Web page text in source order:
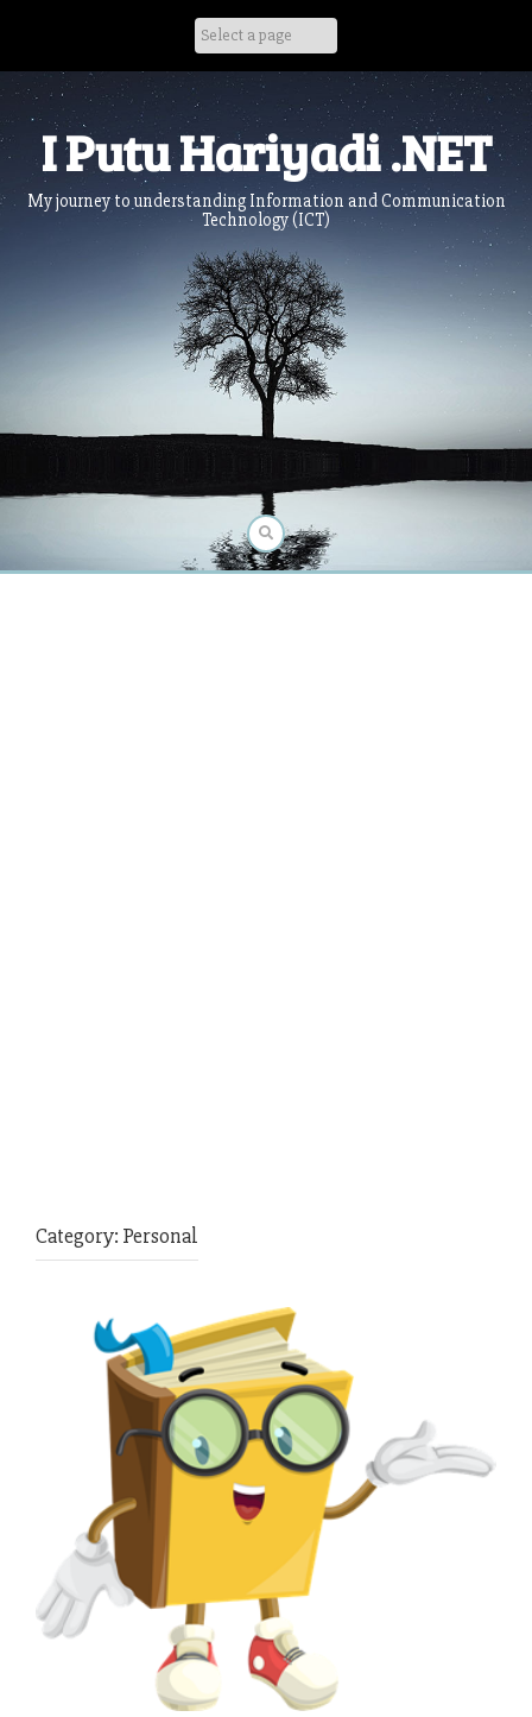
I Putu Hariyadi .NET
My journey to understanding Information and Communication
Technology (ICT)
Category: Personal